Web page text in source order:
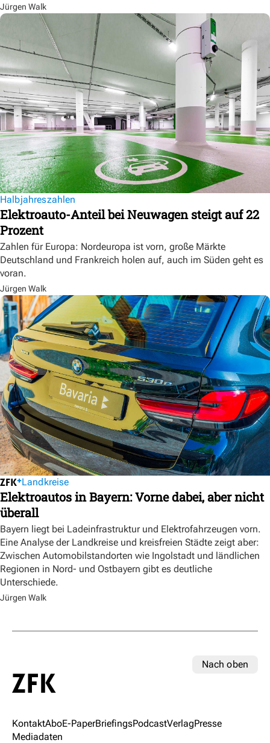
Jürgen Walk
Halbjahreszahlen
Elektroauto-Anteil bei Neuwagen steigt auf 22
Prozent
Zahlen für Europa: Nordeuropa ist vorn, große Märkte
Deutschland und Frankreich holen auf, auch im Süden geht es
voran.
Jürgen Walk
Landkreise
Elektroautos in Bayern: Vorne dabei, aber nicht
überall
Bayern liegt bei Ladeinfrastruktur und Elektrofahrzeugen vorn.
Eine Analyse der Landkreise und kreisfreien Städte zeigt aber:
Zwischen Automobilstandorten wie Ingolstadt und ländlichen
Regionen in Nord- und Ostbayern gibt es deutliche
Unterschiede.
Jürgen Walk
Nach oben
KontaktAboE-PaperBriefingsPodcastVerlagPresse
Mediadaten